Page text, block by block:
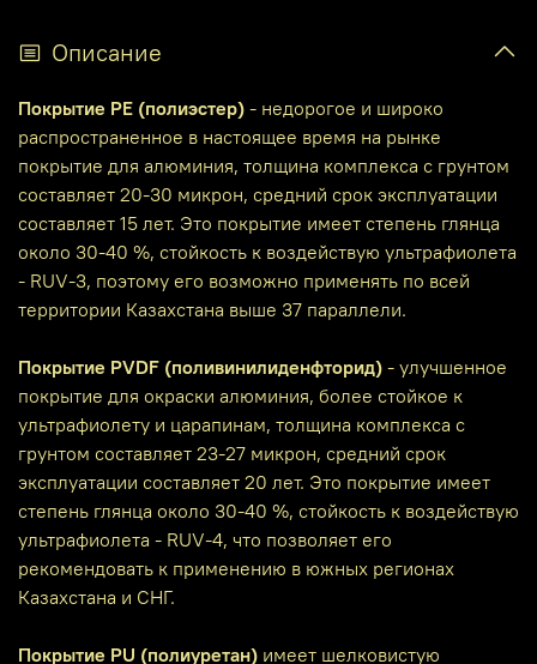
Описание
Покрытие PE (полиэстер) - недорогое и широко
распространенное в настоящее время на рынке
покрытие для алюминия, толщина комплекса с грунтом
составляет 20-30 микрон, средний срок эксплуатации
составляет 15 лет. Это покрытие имеет степень глянца
около 30-40 %, стойкость к воздействую ультрафиолета
- RUV-3, поэтому его возможно применять по всей
территории Казахстана выше 37 параллели.
Покрытие PVDF (поливинилиденфторид) - улучшенное
покрытие для окраски алюминия, более стойкое к
ультрафиолету и царапинам, толщина комплекса с
грунтом составляет 23-27 микрон, средний срок
эксплуатации составляет 20 лет. Это покрытие имеет
степень глянца около 30-40 %, стойкость к воздействую
ультрафиолета - RUV-4, что позволяет его
рекомендовать к применению в южных регионах
Казахстана и СНГ.
Покрытие PU (полиуретан) имеет шелковистую